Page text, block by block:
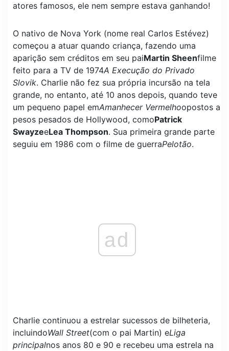
atores famosos, ele nem sempre estava ganhando!
O nativo de Nova York (nome real Carlos Estévez)
começou a atuar quando criança, fazendo uma
aparição sem créditos em seu paiMartin Sheenfilme
feito para a TV de 1974A Execução do Privado
Slovik. Charlie não fez sua própria incursão na tela
grande, no entanto, até 10 anos depois, quando teve
um pequeno papel emAmanhecer Vermelhoopostos a
pesos pesados ​​de Hollywood, comoPatrick
SwayzeeLea Thompson. Sua primeira grande parte
seguiu em 1986 com o filme de guerraPelotão.
ad
Charlie continuou a estrelar sucessos de bilheteria,
incluindoWall Street(com o pai Martin) eLiga
principalnos anos 80 e 90 e recebeu uma estrela na